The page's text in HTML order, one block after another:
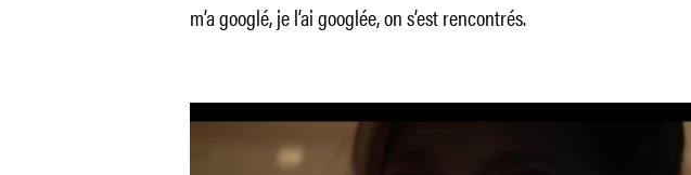
m’a googlé, je l’ai googlée, on s’est rencontrés.